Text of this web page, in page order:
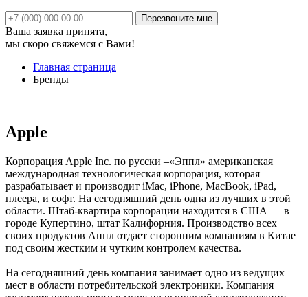
Ваша заявка принята,
мы скоро свяжемся с Вами!
Главная страница
Бренды
Apple
Корпорация Apple Inc. по русски –«Эппл» американская
международная технологическая корпорация, которая
разрабатывает и производит iMac, iPhone, MacBook, iPad,
плеера, и софт. На сегодняшний день одна из лучших в этой
области. Штаб-квартира корпорации находится в США — в
городе Купертино, штат Калифорния. Производство всех
своих продуктов Аппл отдает сторонним компаниям в Китае
под своим жестким и чутким контролем качества.
На сегодняшний день компания занимает одно из ведущих
мест в области потребительской электроники. Компания